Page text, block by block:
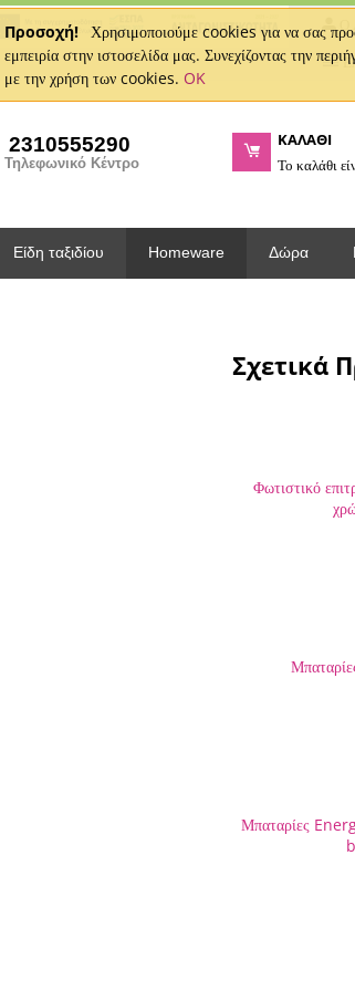
Προσοχή! Χρησιμοποιούμε cookies για να σας
εμπειρία στην ιστοσελίδα μας. Συνεχίζοντας την
με την χρήση των cookies. OK
2310555290
Τηλεφωνικό Κέντρο
ΚΑΛΑΘΙ
Το καλάθι
Είδη ταξιδίου Homeware Δώρα
Σχετικά
Φωτιστικό
Μπαταρίες